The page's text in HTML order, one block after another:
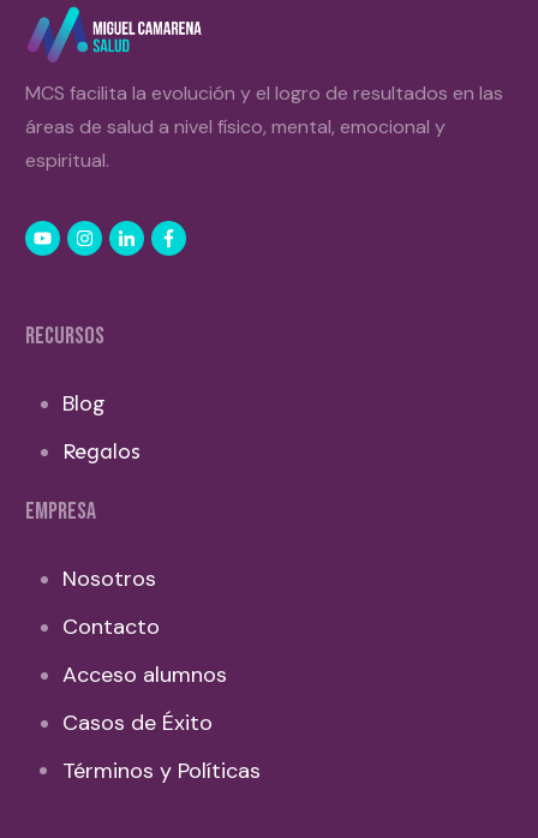
MCS facilita la evolución y el logro de resultados en las
áreas de salud a nivel físico, mental, emocional y
espiritual.
RECURSOS
Blog
Regalos
EMPRESA
Nosotros
Contacto
Acceso alumnos
Casos de Éxito
Términos y Políticas